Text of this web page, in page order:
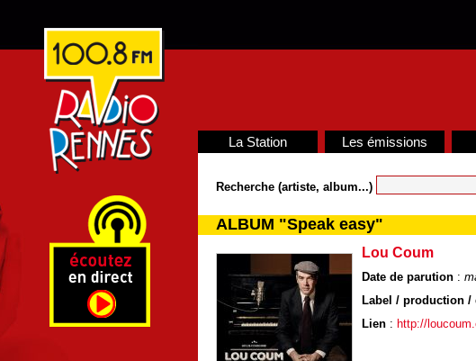
La Station Les émissions
Recherche (artiste, album...)
ALBUM "Speak easy"
Lou Coum
Date de parution:
Label / production
Lien: http://